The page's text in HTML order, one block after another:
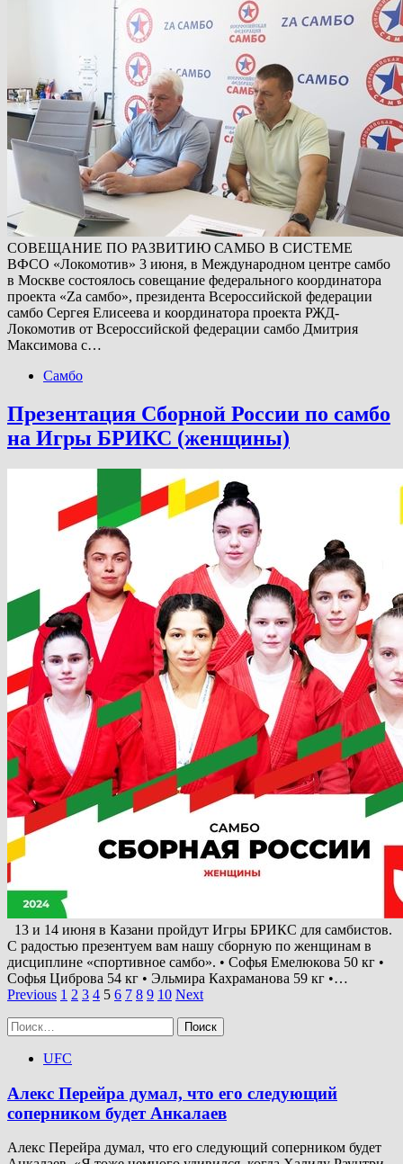
СОВЕЩАНИЕ ПО РАЗВИТИЮ САМБО В СИСТЕМЕ
ВФСО «Локомотив» 3 июня, в Международном центре самбо
в Москве состоялось совещание федерального координатора
проекта «Zа самбо», президента Всероссийской федерации
самбо Сергея Елисеева и координатора проекта РЖД-
Локомотив от Всероссийской федерации самбо Дмитрия
Максимова с…
Самбо
Презентация Сборной России по самбо
на Игры БРИКС (женщины)
13 и 14 июня в Казани пройдут Игры БРИКС для самбистов.
С радостью презентуем вам нашу сборную по женщинам в
дисциплине «спортивное самбо». • Софья Емелюкова 50 кг •
Софья Циброва 54 кг • Эльмира Кахраманова 59 кг •…
Пагинация
записей
Previous 1 2 3 4 5 6 7 8 9 10 Next
Найти:
UFC
Алекс Перейра думал, что его следующий
соперником будет Анкалаев
Алекс Перейра думал, что его следующий соперником будет